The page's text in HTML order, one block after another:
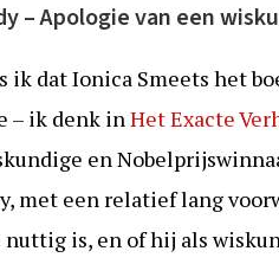
– Apologie van een
ik dat Ionica Smeets het
– ik denk inHet Exacte
en
met een relatief lang
nuttig is, en of hij als